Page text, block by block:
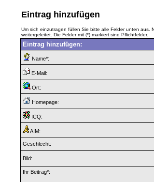
Eintrag hinzufügen
Um sich einzutragen füllen Sie bitte alle Felder unten aus.
weitergeleitet. Die Felder mit (*) markiert sind Pflichtfelder.
Eintrag hinzufügen:
Name*:
E-Mail:
Ort:
Homepage:
ICQ:
AIM:
Geschlecht:
Bild:
Ihr Beitrag*: